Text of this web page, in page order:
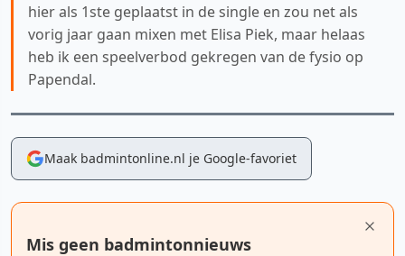
hier als 1ste geplaatst in de single en zou net als
vorig jaar gaan mixen met Elisa Piek, maar helaas
heb ik een speelverbod gekregen van de fysio op
Papendal.
Maak badmintonline.nl je Google-favoriet
Mis geen badmintonnieuws